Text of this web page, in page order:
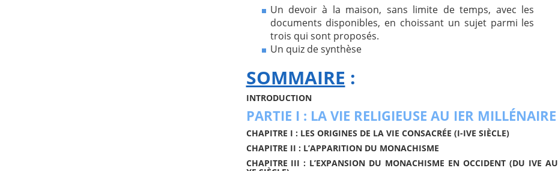
Un devoir à la maison, sans limite de temps, avec les
documents disponibles, en choissant un sujet parmi les
trois qui sont proposés.
Un quiz de synthèse
SOMMAIRE :
INTRODUCTION
PARTIE I : LA VIE RELIGIEUSE AU IER MILLÉNAIRE
CHAPITRE I : LES ORIGINES DE LA VIE CONSACRÉE (I-IVE SIÈCLE)
CHAPITRE II : L’APPARITION DU MONACHISME
CHAPITRE III : L’EXPANSION DU MONACHISME EN OCCIDENT (DU IVE AU